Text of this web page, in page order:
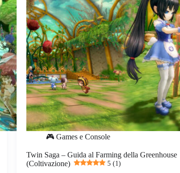
🎮 Games e Console
Twin Saga – Guida al Farming della Greenhouse
(Coltivazione)
5 (1)